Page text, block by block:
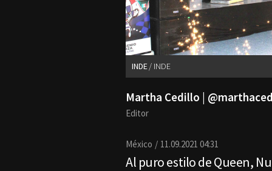
INDE INDE
Martha Cedillo |
Editor
México 11.09.2021 04:31
Al puro estilo de Queen,